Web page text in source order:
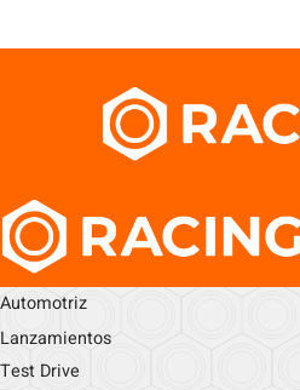
Automotriz
Lanzamientos
Test Drive